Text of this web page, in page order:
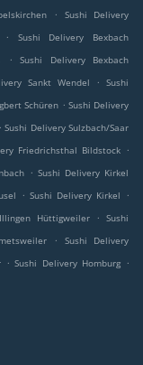
.
Sushi Delivery
.
Sushi Delivery Bexbach
.
Sushi Delivery Bexbach
Sankt Wendel . Sushi
Schüren . Sushi Delivery
. Sushi Delivery Sulzbach/Saar
Friedrichsthal Bildstock .
. Sushi Delivery Kirkel
. Sushi Delivery Kirkel
.
Hüttigweiler . Sushi
.
Sushi Delivery
. Sushi Delivery Homburg .